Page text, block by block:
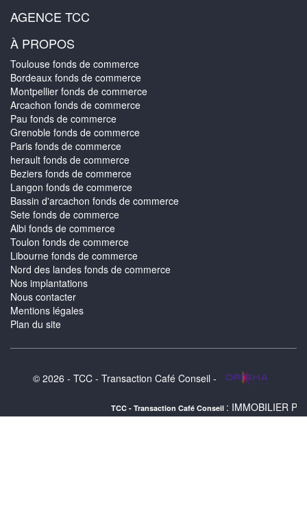
AGENCE TCC
À PROPOS
Toulouse fonds de commerce
Bordeaux fonds de commerce
Montpellier fonds de commerce
Arcachon fonds de commerce
Pau fonds de commerce
Grenoble fonds de commerce
Paris fonds de commerce
herault fonds de commerce
Beziers fonds de commerce
Langon fonds de commerce
Bassin d'arcachon fonds de commerce
Sete fonds de commerce
Albi fonds de commerce
Toulon fonds de commerce
Libourne fonds de commerce
Nord des landes fonds de commerce
Nos implantations
Nous contacter
Mentions légales
Plan du site
© 2026 - TCC - Transaction Café Conseil -
TCC - Transaction Café Conseil : IMMOBILIER PAU : a